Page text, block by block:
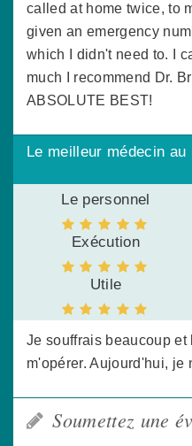
called at home twice, to
given an emergency
which I didn't need to. I
much I recommend Dr.
ABSOLUTE BEST!
Le meilleur médecin au
Le personnel
Exécution
Utile
Je souffrais beaucoup
m'opérer. Aujourd'hui, je
Soumettez une